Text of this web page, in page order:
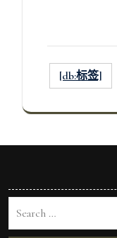
[db:标签]